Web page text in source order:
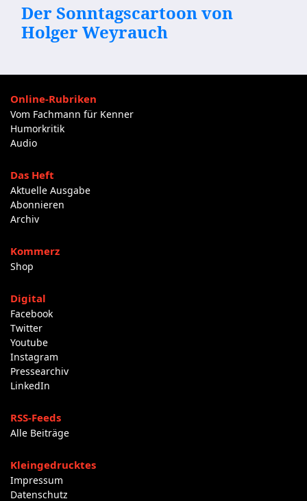
Der Sonntagscartoon von
Holger Weyrauch
Online-Rubriken
Vom Fachmann für Kenner
Humorkritik
Audio
Das Heft
Aktuelle Ausgabe
Abonnieren
Archiv
Kommerz
Shop
Digital
Facebook
Twitter
Youtube
Instagram
Pressearchiv
LinkedIn
RSS-Feeds
Alle Beiträge
Kleingedrucktes
Impressum
Datenschutz